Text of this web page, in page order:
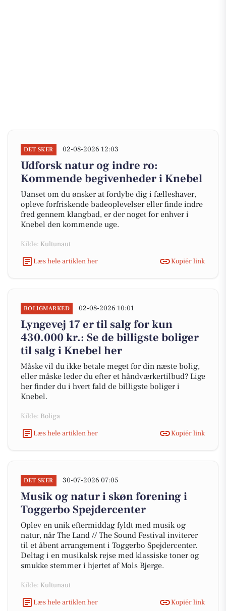
DET SKER 02-08-2026 12:03
Udforsk natur og indre ro:
Kommende begivenheder i Knebel
Uanset om du ønsker at fordybe dig i fælleshaver,
opleve forfriskende badeoplevelser eller finde indre
fred gennem klangbad, er der noget for enhver i
Knebel den kommende uge.
Kilde: Kultunaut
Læs hele artiklen her
Kopiér link
BOLIGMARKED 02-08-2026 10:01
Lyngevej 17 er til salg for kun
430.000 kr.: Se de billigste boliger
til salg i Knebel her
Måske vil du ikke betale meget for din næste bolig,
eller måske leder du efter et håndværkertilbud? Lige
her finder du i hvert fald de billigste boliger i
Knebel.
Kilde: Boliga
Læs hele artiklen her
Kopiér link
DET SKER 30-07-2026 07:05
Musik og natur i skøn forening i
Toggerbo Spejdercenter
Oplev en unik eftermiddag fyldt med musik og
natur, når The Land // The Sound Festival inviterer
til et åbent arrangement i Toggerbo Spejdercenter.
Deltag i en musikalsk rejse med klassiske toner og
smukke stemmer i hjertet af Mols Bjerge.
Kilde: Kultunaut
Læs hele artiklen her
Kopiér link